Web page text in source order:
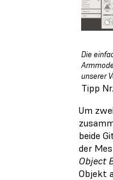
Die
unserer
Tipp
Um
beide
der
Object
Objekt